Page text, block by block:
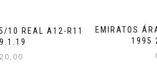
10 REAL A12-R11
20,00
EMIRATOS
1995